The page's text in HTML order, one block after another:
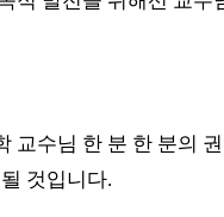
교수님 한 분 한 분의
것입니다.